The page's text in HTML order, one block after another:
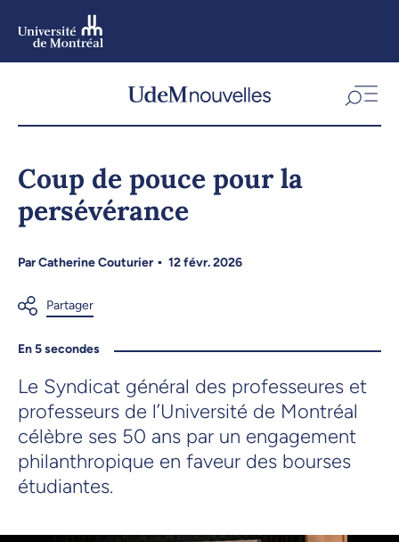
Coup de pouce pour la
persévérance
ParCatherine Couturier 12 févr. 2026
En 5 secondes
Le Syndicat général des professeures et
professeurs de l’Université de Montréal
célèbre ses 50 ans par un engagement
philanthropique en faveur des bourses
étudiantes.